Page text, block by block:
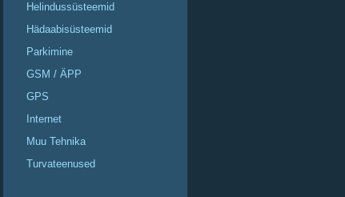
Helindussüsteemid
Hädaabisüsteemid
Parkimine
GSM / ÄPP
GPS
Internet
Muu Tehnika
Turvateenused